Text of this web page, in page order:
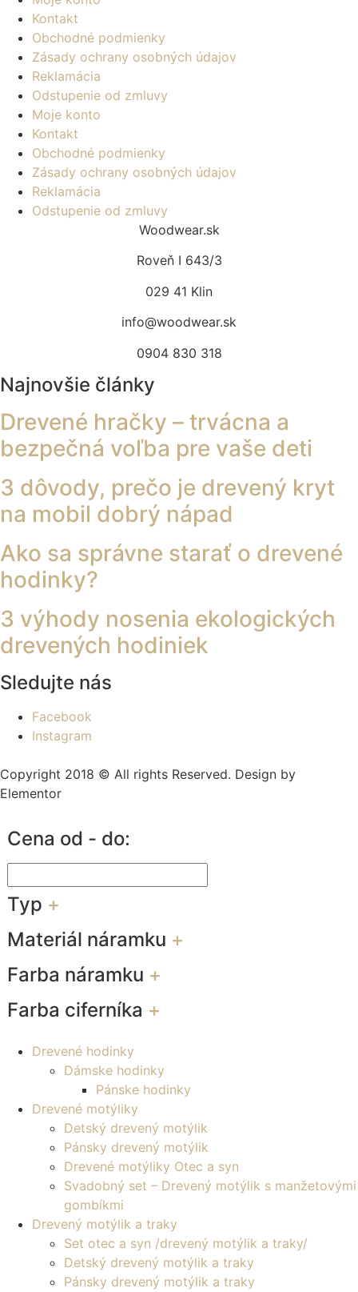
Kontakt
Obchodné podmienky
Zásady ochrany osobných údajov
Reklamácia
Odstupenie od zmluvy
Moje konto
Kontakt
Obchodné podmienky
Zásady ochrany osobných údajov
Reklamácia
Odstupenie od zmluvy
Woodwear.sk
Roveň I 643/3
029 41 Klin
info@woodwear.sk
0904 830 318
Najnovšie články
Drevené hračky – trvácna a
bezpečná voľba pre vaše deti
3 dôvody, prečo je drevený kryt
na mobil dobrý nápad
Ako sa správne starať o drevené
hodinky?
3 výhody nosenia ekologických
drevených hodiniek
Sledujte nás
Facebook
Instagram
Copyright 2018 © All rights Reserved. Design by
Elementor
Cena od - do:
Typ +
Materiál náramku +
Farba náramku +
Farba ciferníka +
Drevené hodinky
Dámske hodinky
Pánske hodinky
Drevené motýliky
Detský drevený motýlik
Pánsky drevený motýlik
Drevené motýliky Otec a syn
Svadobný set – Drevený motýlik s manžetovými
gombíkmi
Drevený motýlik a traky
Set otec a syn /drevený motýlik a traky/
Detský drevený motýlik a traky
Pánsky drevený motýlik a traky